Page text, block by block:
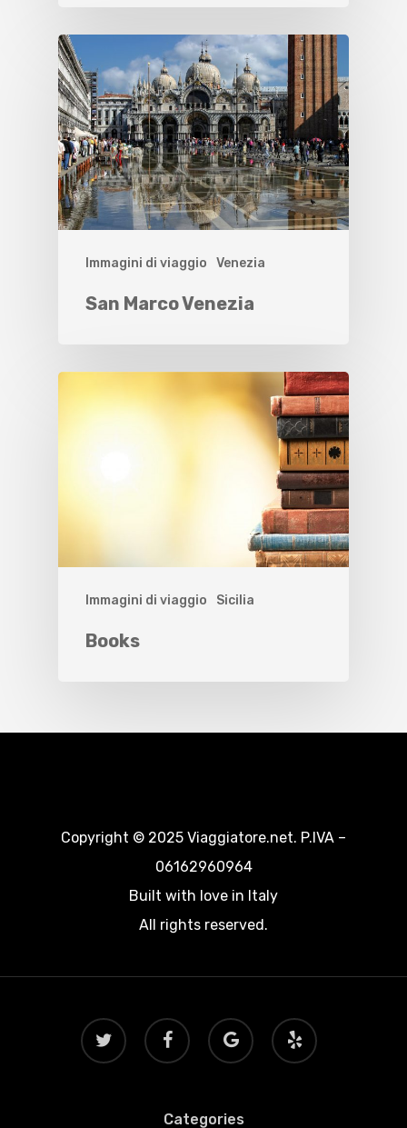
Immagini di viaggio Venezia
San Marco Venezia
Immagini di viaggio Sicilia
Books
Copyright © 2025 Viaggiatore.net. P.IVA –
06162960964
Built with love in Italy
All rights reserved.
twitter facebook
google-
plus
yelp
Categories